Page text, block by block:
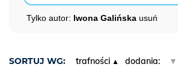
Tylko autor: Iwona Galińska usuń
SORTUJ WG: trafności dodania: ▼